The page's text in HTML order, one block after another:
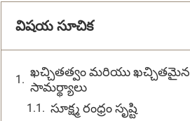
విషయ సూచిక
ఖచ్చితత్వం మరియు ఖచ్చితమైన
సామర్థ్యాలు
సూక్ష్మ రంధ్రం సృష్టి